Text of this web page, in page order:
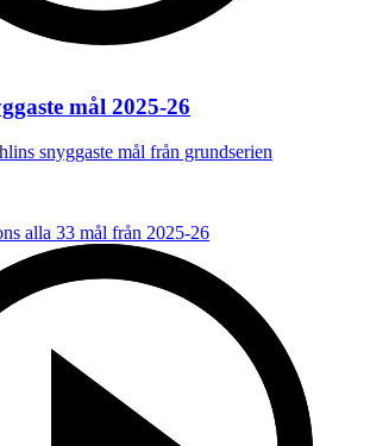
mål 2025-26
snyggaste mål från grundserien